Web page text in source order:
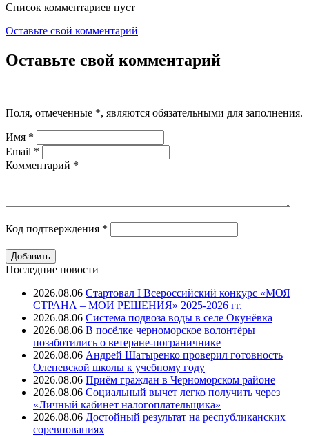
Список комментариев пуст
Оставьте свой комментарий
Оставьте свой комментарий
Поля, отмеченные *, являются обязательными для заполнения.
Имя *
Email *
Комментарий *
Код подтверждения *
Последние новости
2026.08.06 Стартовал I Всероссийский конкурс «МОЯ
СТРАНА – МОИ РЕШЕНИЯ» 2025-2026 гг.
2026.08.06 Система подвоза воды в селе Окунёвка
2026.08.06 В посёлке черноморское волонтёры
позаботились о ветеране-пограничнике
2026.08.06 Андрей Шатыренко проверил готовность
Оленевской школы к учебному году
2026.08.06 Приём граждан в Черноморском районе
2026.08.06 Социальный вычет легко получить через
«Личный кабинет налогоплательщика»
2026.08.06 Достойный результат на республиканских
соревнованиях